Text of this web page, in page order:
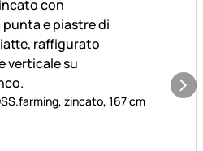
zincato, 167 cm